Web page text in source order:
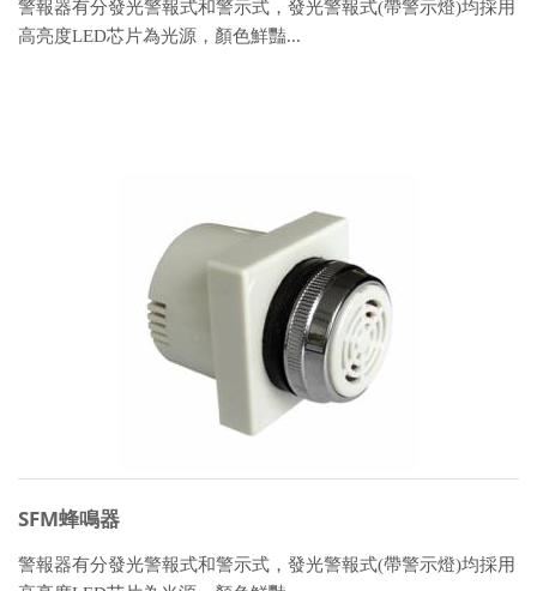
警報器有分發光警報式和警示式，發光警報式(帶警示燈)均採用
高亮度LED芯片為光源，顏色鮮豔...
SFM蜂鳴器
警報器有分發光警報式和警示式，發光警報式(帶警示燈)均採用